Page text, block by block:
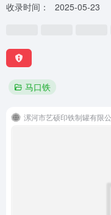
收录时间： 2025-05-23
马口铁
漯河市艺硕印铁制罐有限